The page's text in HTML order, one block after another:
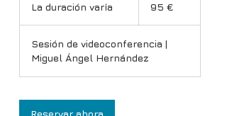
La duración varía
u
r
a
95 €
Sesión de videoconferencia |
Miguel Ángel Hernández
Reservar ahora